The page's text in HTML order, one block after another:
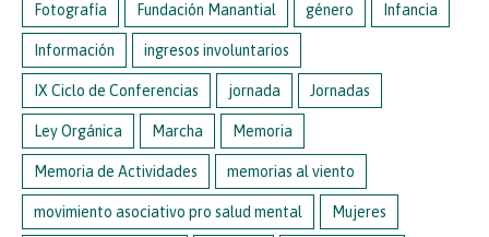
Fotografía Fundación Manantial género Infancia
Información ingresos involuntarios
IX Ciclo de Conferencias jornada Jornadas
Ley Orgánica Marcha Memoria
Memoria de Actividades memorias al viento
movimiento asociativo pro salud mental Mujeres